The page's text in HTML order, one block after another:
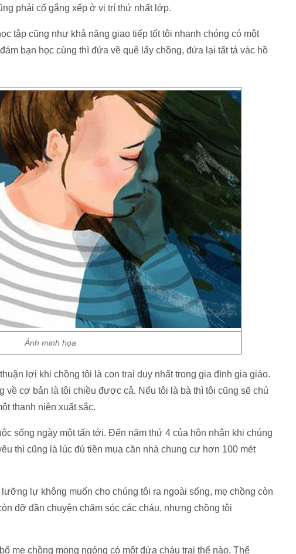
phải cố gắng xếp ở vị trí thứ nhất lớp.
tập cũng như khả năng giao tiếp tốt tôi nhanh chóng có một
bạn học cùng thì đứa về quê lấy chồng, đứa lại tất tả vác hồ
Ảnh minh họa
lợi khi chồng tôi là con trai duy nhất trong gia đình gia giáo.
về cơ bản là tôi chiều được cả. Nếu tôi là bà thì tôi cũng sẽ chú
thanh niên xuất sắc.
sống ngày một tấn tới. Đến năm thứ 4 của hôn nhân khi chúng
thì cũng là lúc đủ tiền mua căn nhà chung cư hơn 100 mét
lự không muốn cho chúng tôi ra ngoài sống, mẹ chồng còn
đỡ đần chuyện chăm sóc các cháu, nhưng chồng tôi
mẹ chồng mong ngóng có một đứa cháu trai thế nào. Thế